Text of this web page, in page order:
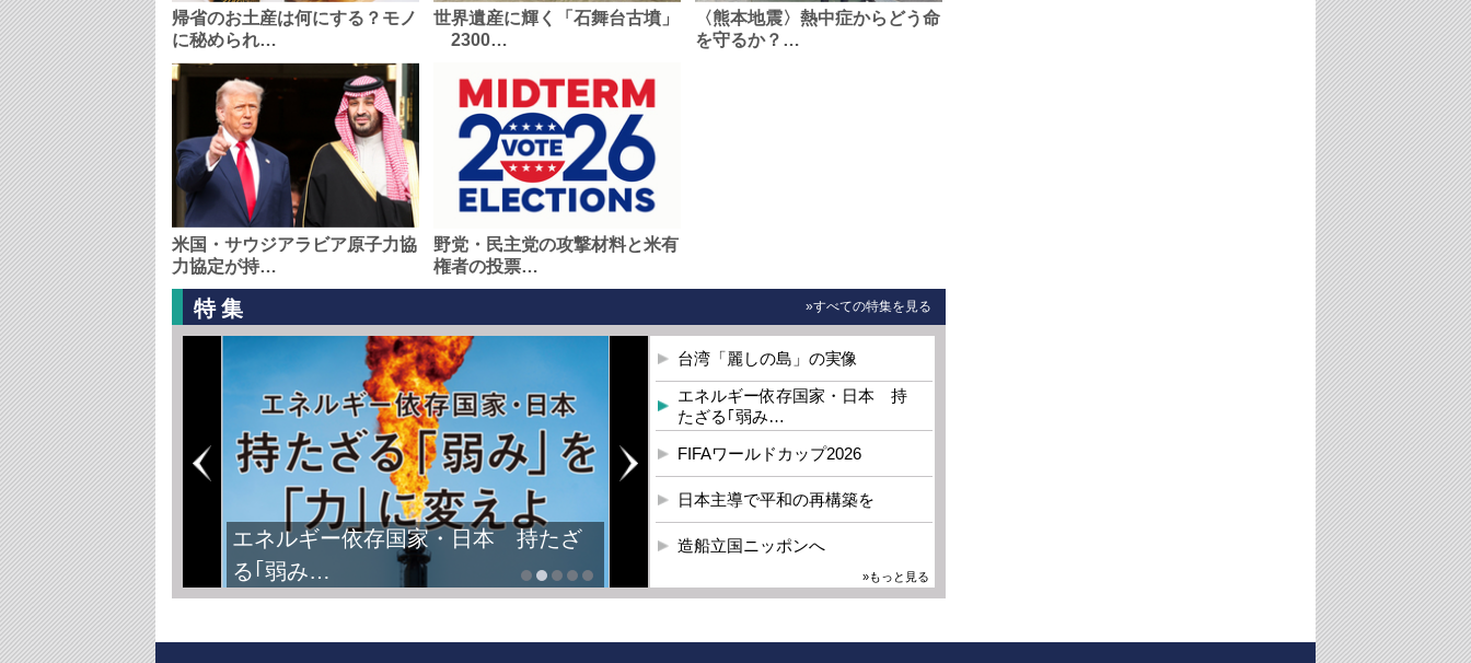
帰省のお土産は何にする？モノ
に秘められ…
世界遺産に輝く「石舞台古墳」
2300…
〈熊本地震〉熱中症からどう命
を守るか？…
米国・サウジアラビア原子力協
力協定が持…
野党・民主党の攻撃材料と米有
権者の投票…
特集 »すべての特集を見る
エネルギー依存国家・日本 持たざ
る｢弱み…
台湾「麗しの島」の実像
エネルギー依存国家・日本 持
たざる｢弱み…
FIFAワールドカップ2026
日本主導で平和の再構築を
造船立国ニッポンへ
»もっと見る